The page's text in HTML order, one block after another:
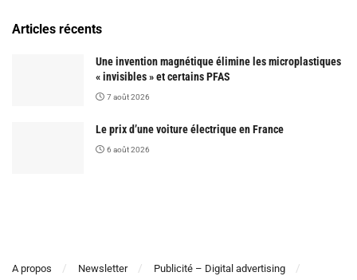
Articles récents
Une invention magnétique élimine les microplastiques
« invisibles » et certains PFAS
7 août 2026
Le prix d’une voiture électrique en France
6 août 2026
A propos Newsletter Publicité – Digital advertising